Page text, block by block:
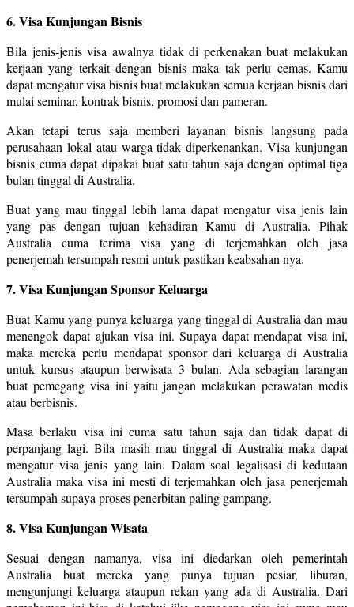
6. Visa Kunjungan Bisnis
Bila jenis-jenis visa awalnya tidak di perkenakan buat melakukan
kerjaan yang terkait dengan bisnis maka tak perlu cemas. Kamu
dapat mengatur visa bisnis buat melakukan semua kerjaan bisnis dari
mulai seminar, kontrak bisnis, promosi dan pameran.
Akan tetapi terus saja memberi layanan bisnis langsung pada
perusahaan lokal atau warga tidak diperkenankan. Visa kunjungan
bisnis cuma dapat dipakai buat satu tahun saja dengan optimal tiga
bulan tinggal di Australia.
Buat yang mau tinggal lebih lama dapat mengatur visa jenis lain
yang pas dengan tujuan kehadiran Kamu di Australia. Pihak
Australia cuma terima visa yang di terjemahkan oleh jasa
penerjemah tersumpah resmi untuk pastikan keabsahan nya.
7. Visa Kunjungan Sponsor Keluarga
Buat Kamu yang punya keluarga yang tinggal di Australia dan mau
menengok dapat ajukan visa ini. Supaya dapat mendapat visa ini,
maka mereka perlu mendapat sponsor dari keluarga di Australia
untuk kursus ataupun berwisata 3 bulan. Ada sebagian larangan
buat pemegang visa ini yaitu jangan melakukan perawatan medis
atau berbisnis.
Masa berlaku visa ini cuma satu tahun saja dan tidak dapat di
perpanjang lagi. Bila masih mau tinggal di Australia maka dapat
mengatur visa jenis yang lain. Dalam soal legalisasi di kedutaan
Australia maka visa ini mesti di terjemahkan oleh jasa penerjemah
tersumpah supaya proses penerbitan paling gampang.
8. Visa Kunjungan Wisata
Sesuai dengan namanya, visa ini diedarkan oleh pemerintah
Australia buat mereka yang punya tujuan pesiar, liburan,
mengunjungi keluarga ataupun rekan yang ada di Australia. Dari